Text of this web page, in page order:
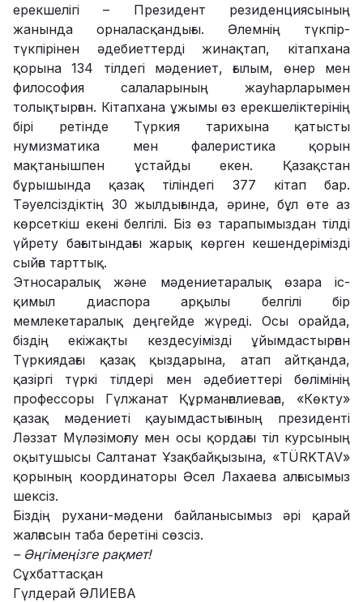
ерекшелігі – Президент резиденциясының
жанында орналасқандығы. Әлемнің түкпір-
түкпірінен әдебиеттерді жинақтап, кітапхана
қорына 134 тілдегі мәдениет, ғылым, өнер мен
философия салаларының жауһарларымен
толықтырған. Кітапхана ұжымы өз ерекшеліктерінің
бірі ретінде Түркия тарихына қатысты
нумизматика мен фалеристика қорын
мақтанышпен ұстайды екен. Қазақстан
бұрышында қазақ тіліндегі 377 кітап бар.
Тәуелсіздіктің 30 жылдығында, әрине, бұл өте аз
көрсеткіш екені белгілі. Біз өз тарапымыздан тілді
үйрету бағытындағы жарық көрген кешендерімізді
сыйға тарттық.
Этносаралық және мәдениетаралық өзара іс-
қимыл диаспора арқылы белгілі бір
мемлекетаралық деңгейде жүреді. Осы орайда,
біздің екіжақты кездесуімізді ұйымдастырған
Түркиядағы қазақ қыздарына, атап айтқанда,
қазіргі түркі тілдері мен әдебиеттері бөлімінің
профессоры Гүлжанат Құрманғалиеваға, «Көкту»
қазақ мәдениеті қауымдастығының президенті
Ләззат Мүләзімоғлу мен осы қордағы тіл курсының
оқытушысы Салтанат Ұзақбайқызына, «TÜRKTAV»
қорының координаторы Әсел Лахаева алғысымыз
шексіз.
Біздің рухани-мәдени байланысымыз әрі қарай
жалғасын таба беретіні сөзсіз.
– Әңгімеңізге рақмет!
Сұхбаттасқан
Гүлдерай ӘЛИЕВА